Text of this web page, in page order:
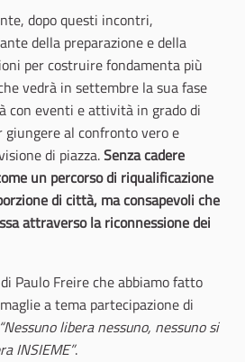
dopo questi incontri,
della preparazione e della
per costruire fondamenta più
vedrà in settembre la sua fase
con eventi e attività in grado di
al confronto vero e
di piazza.Senza cadere
un percorso di riqualificazione
di città, ma consapevoli che
attraverso la riconnessione dei
Paulo Freire che abbiamo fatto
a tema partecipazione di
“Nessuno libera nessuno, nessuno si
INSIEME”.